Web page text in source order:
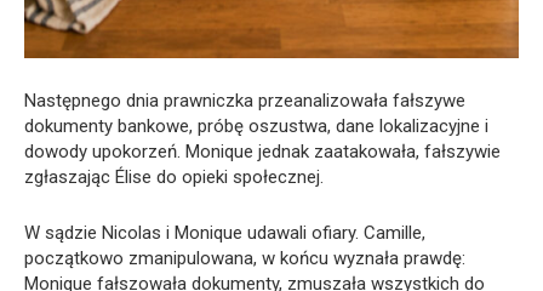
Następnego dnia prawniczka przeanalizowała fałszywe
dokumenty bankowe, próbę oszustwa, dane lokalizacyjne i
dowody upokorzeń. Monique jednak zaatakowała, fałszywie
zgłaszając Élise do opieki społecznej.
W sądzie Nicolas i Monique udawali ofiary. Camille,
początkowo zmanipulowana, w końcu wyznała prawdę:
Monique fałszowała dokumenty, zmuszała wszystkich do